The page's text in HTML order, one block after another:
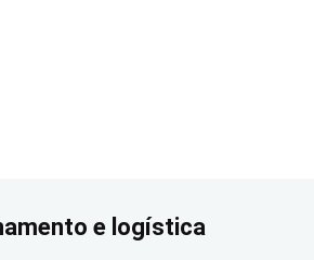
e logística